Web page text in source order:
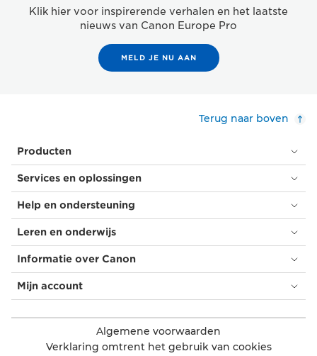
Klik hier voor inspirerende verhalen en het laatste
nieuws van Canon Europe Pro
MELD JE NU AAN
Terug naar boven
Producten
Services en oplossingen
Help en ondersteuning
Leren en onderwijs
Informatie over Canon
Mijn account
Algemene voorwaarden
Verklaring omtrent het gebruik van cookies